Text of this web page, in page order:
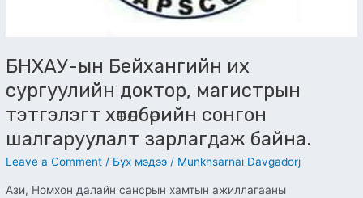
БНХАУ-ын Бейхангийн их
сургуулийн доктор, магистрын
тэтгэлэгт хөтөлбөрийн сонгон
шалгаруулалт зарлагдаж байна.
Leave a Comment / Бүх мэдээ / Munkhsarnai Davgadorj
Ази, Номхон далайн сансрын хамтын ажиллагааны